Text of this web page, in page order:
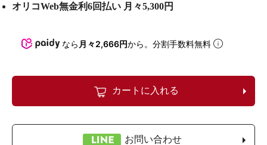
オリコWeb無金利6回払い 月々5,300円
なら 月々2,666円から。分割手数料無料
カートに入れる
お問い合わせ